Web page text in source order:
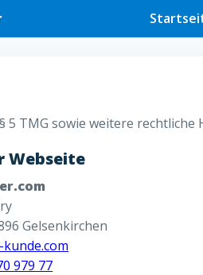
5 TMG sowie weitere rechtliche
Webseite
Gelsenkirchen
979 77